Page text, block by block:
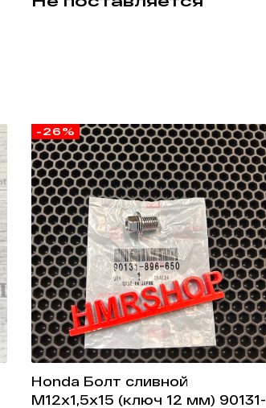
-26%
Honda Болт сливной
М12х1,5х15 (ключ 12 мм) 90131-